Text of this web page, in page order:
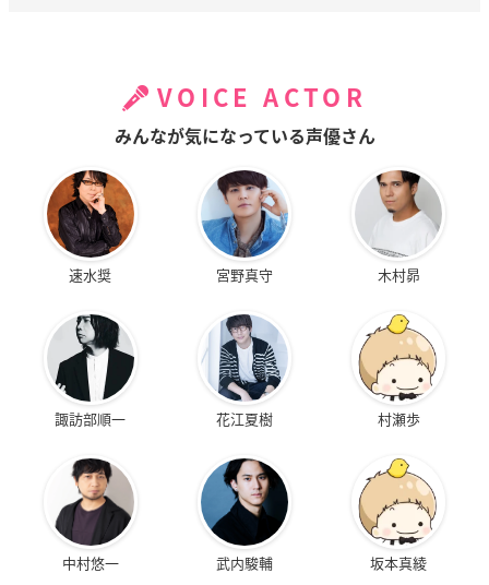
VOICE ACTOR
みんなが気になっている声優さん
速水奨 宮野真守 木村昴
諏訪部順一 花江夏樹 村瀬歩
中村悠一 武内駿輔 坂本真綾